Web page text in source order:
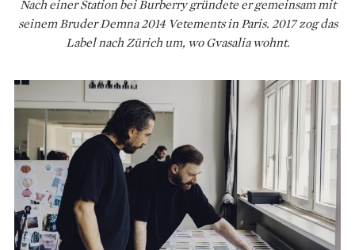
Nach einer Station bei Burberry gründete er gemeinsam mit
seinem Bruder Demna 2014 Vetements in Paris. 2017 zog das
Label nach Zürich um, wo Gvasalia wohnt.